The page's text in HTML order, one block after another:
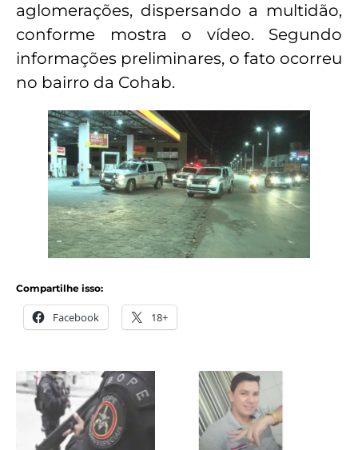
aglomerações, dispersando a multidão,
conforme mostra o vídeo. Segundo
informações preliminares, o fato ocorreu
no bairro da Cohab.
Compartilhe isso:
Facebook 18+